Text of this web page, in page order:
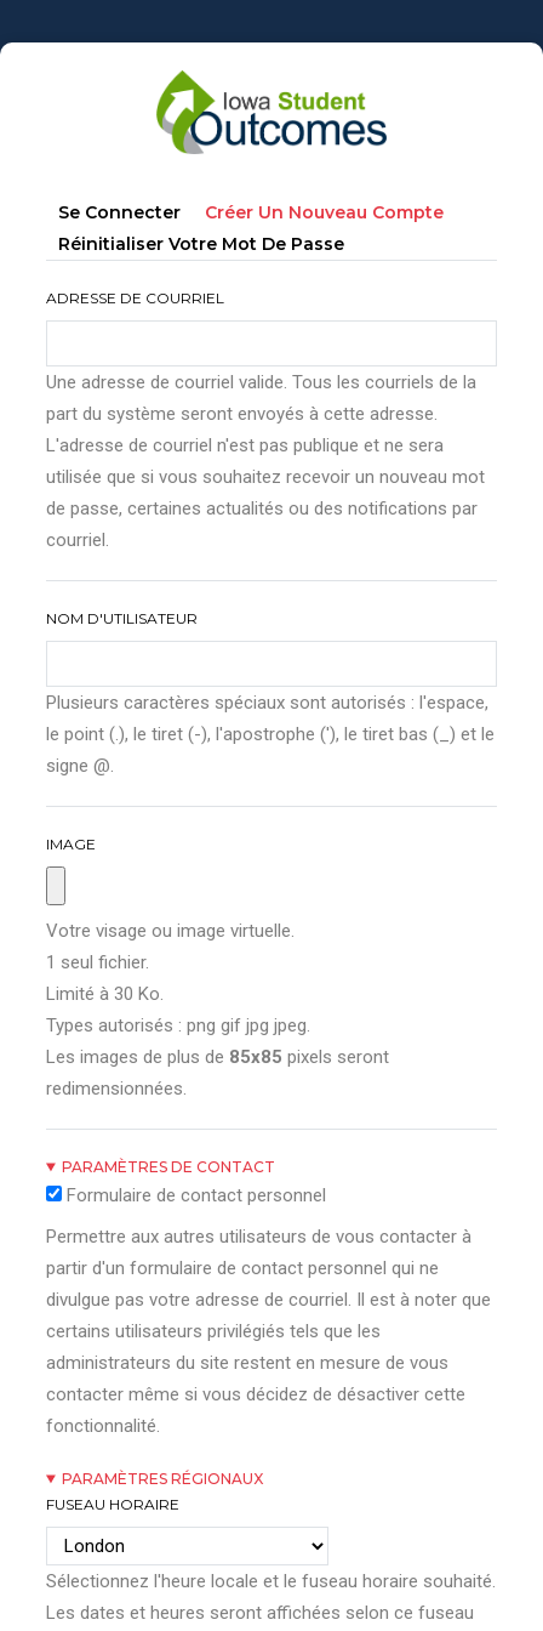
au
Onglets
principaux
Se Connecter Créer Un Nouveau Compte
Réinitialiser Votre Mot De Passe
ADRESSE DE COURRIEL
Une adresse de courriel valide. Tous les courriels de la
part du système seront envoyés à cette adresse.
L'adresse de courriel n'est pas publique et ne sera
utilisée que si vous souhaitez recevoir un nouveau mot
de passe, certaines actualités ou des notifications par
courriel.
NOM D'UTILISATEUR
Plusieurs caractères spéciaux sont autorisés : l'espace,
le point (.), le tiret (-), l'apostrophe ('), le tiret bas (_) et le
signe @.
IMAGE
Votre visage ou image virtuelle.
1 seul fichier.
Limité à 30 Ko.
Types autorisés : png gif jpg jpeg.
Les images de plus de 85x85 pixels seront
redimensionnées.
PARAMÈTRES DE CONTACT
Formulaire de contact personnel
Permettre aux autres utilisateurs de vous contacter à
partir d'un formulaire de contact personnel qui ne
divulgue pas votre adresse de courriel. Il est à noter que
certains utilisateurs privilégiés tels que les
administrateurs du site restent en mesure de vous
contacter même si vous décidez de désactiver cette
fonctionnalité.
PARAMÈTRES RÉGIONAUX
FUSEAU HORAIRE
Sélectionnez l'heure locale et le fuseau horaire souhaité.
Les dates et heures seront affichées selon ce fuseau